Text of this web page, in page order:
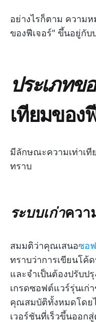
อย่างไรก็ตาม ความ
ของฟีเจอร์" ขึ้นอยู่กั
ประเภทข
เทียมของ
มีลักษณะความเท่าเที
ทราบ
ระบบเก่าควา
สมมติว่าคุณเสนอซอ
ทราบว่าการเขียนโค้
และจำเป็นต้องปรับ
เกรดซอฟต์แวร์รุ่นเก่
คุณสมบัติทั้งหมดโดย
เวอร์ชันที่เร็วขึ้นออก